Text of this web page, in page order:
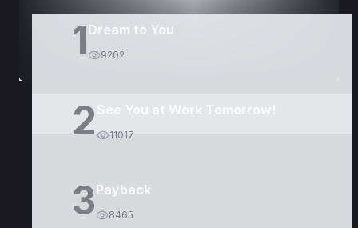
1 Dream to You
9202
2 11017
3Payback
8465